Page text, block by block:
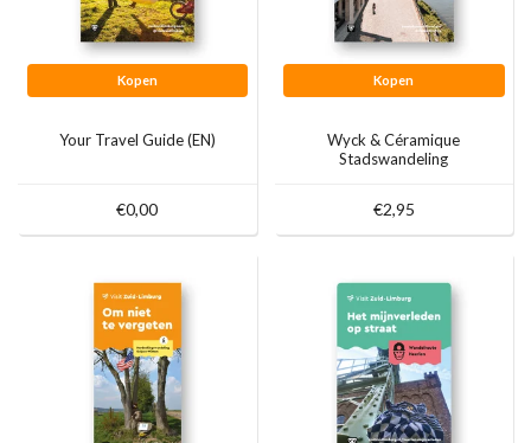
Kopen
Your Travel Guide (EN)
€0,00
Kopen
Wyck & Céramique
Stadswandeling
€2,95